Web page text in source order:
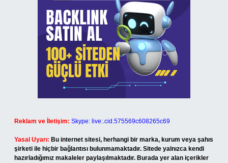
Reklam ve İletişim: Skype: live:.cid.575569c608265c69
Yasal Uyarı: Bu internet sitesi, herhangi bir marka, kurum veya şahıs
şirketi ile hiçbir bağlantısı bulunmamaktadır. Sitede yalnızca kendi
hazırladığımız makaleler paylaşılmaktadır. Burada yer alan içerikler